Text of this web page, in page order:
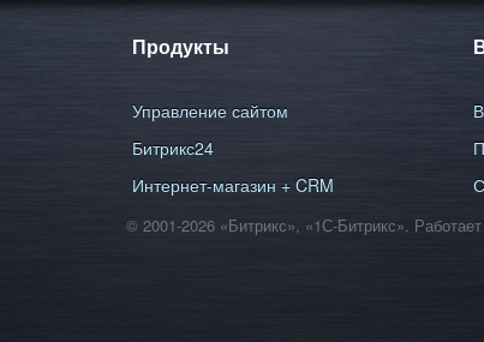
Продукты
Управление сайтом
Битрикс24
Интернет-магазин + CRM
© 2001-2026 «Битрикс», «1С-Битрикс».